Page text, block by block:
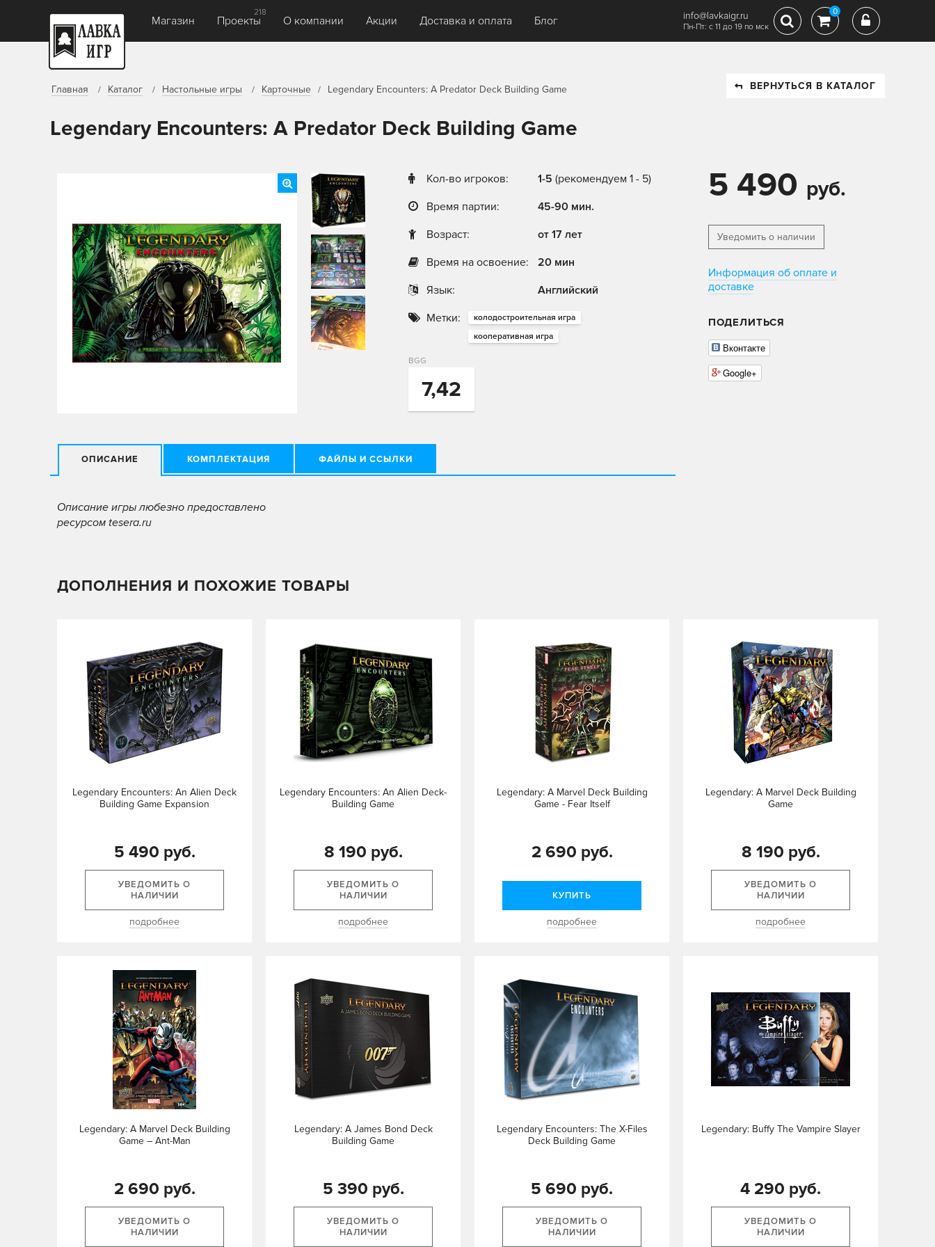
Магазин Проекты
218
О компании Акции Доставка и оплата Блог info@lavkaigr.ru
Пн-Пт: с 11 до 19 по мск
0
Главная Каталог Настольные игры Карточные Legendary Encounters: A Predator Deck Building Game ВЕРНУТЬСЯ В КАТАЛОГ
Legendary Encounters: A Predator Deck Building Game
Кол-во игроков: 1-5 (рекомендуем 1 - 5)
Время партии:
45-90 мин.
Возраст:
от 17 лет
Время на освоение:
20 мин
Язык:
Английский
Метки:
колодостроительная игра
кооперативная игра
BGG
7,42
ОПИСАНИЕ КОМПЛЕКТАЦИЯ ФАЙЛЫ И ССЫЛКИ
Описание игры любезно предоставлено
ресурсом tesera.ru
5 490 руб.
Уведомить о наличии
Информация об оплате и
доставке
ПОДЕЛИТЬСЯ
Вконтакте
Google+
ДОПОЛНЕНИЯ И ПОХОЖИЕ ТОВАРЫ
Legendary Encounters: An Alien Deck
Building Game Expansion
5 490 руб.
УВЕДОМИТЬ О
НАЛИЧИИ
подробнее
Legendary Encounters: An Alien Deck-
Building Game
8 190 руб.
УВЕДОМИТЬ О
НАЛИЧИИ
подробнее
Legendary: A Marvel Deck Building
Game - Fear Itself
2 690 руб.
КУПИТЬ
подробнее
Legendary: A Marvel Deck Building
Game
8 190 руб.
УВЕДОМИТЬ О
НАЛИЧИИ
подробнее
Legendary: A Marvel Deck Building
Game – Ant-Man
2 690 руб.
УВЕДОМИТЬ О
НАЛИЧИИ
Legendary: A James Bond Deck
Building Game
5 390 руб.
УВЕДОМИТЬ О
НАЛИЧИИ
Legendary Encounters: The X-Files
Deck Building Game
5 690 руб.
УВЕДОМИТЬ О
НАЛИЧИИ
Legendary: Buffy The Vampire Slayer
4 290 руб.
УВЕДОМИТЬ О
НАЛИЧИИ